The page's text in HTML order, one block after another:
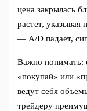
цена закрылась
растет,
— A/D падает,
Важно понимать:
«покупай» или
ведут себя
трейдеру